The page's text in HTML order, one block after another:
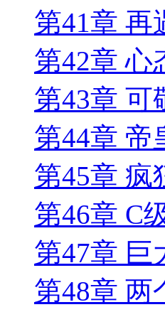
第41章 再
第42章 心
第43章 可
第44章 帝
第45章 疯
第46章 C
第47章 巨
第48章 两